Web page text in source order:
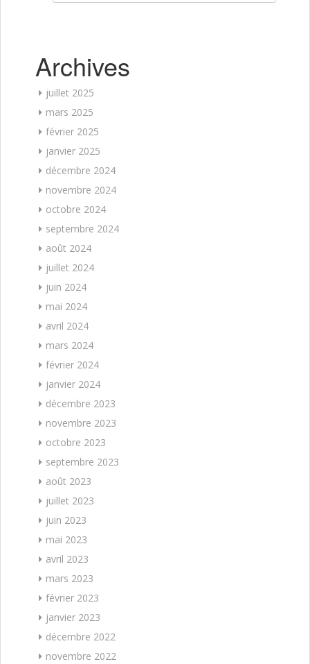
Archives
juillet 2025
mars 2025
février 2025
janvier 2025
décembre 2024
novembre 2024
octobre 2024
septembre 2024
août 2024
juillet 2024
juin 2024
mai 2024
avril 2024
mars 2024
février 2024
janvier 2024
décembre 2023
novembre 2023
octobre 2023
septembre 2023
août 2023
juillet 2023
juin 2023
mai 2023
avril 2023
mars 2023
février 2023
janvier 2023
décembre 2022
novembre 2022